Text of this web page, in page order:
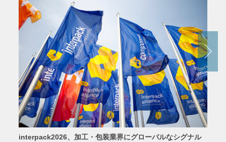
interpack2026、加工・包装業界にグローバルなシグナル